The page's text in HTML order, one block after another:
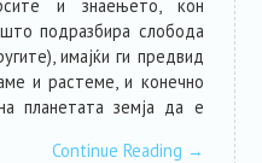
и знаењето, кон
подразбира слобода
имајќи ги предвид
и растеме, и конечно
планетата земја да е
Continue Reading →